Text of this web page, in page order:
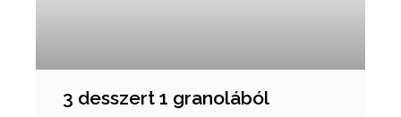
3 desszert 1 granolából